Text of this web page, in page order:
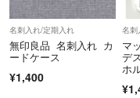
名刺入れ/定期入れ
無印良品 名刺入れ カ
ードケース
¥1,400
名刺
マ
デ
ホ